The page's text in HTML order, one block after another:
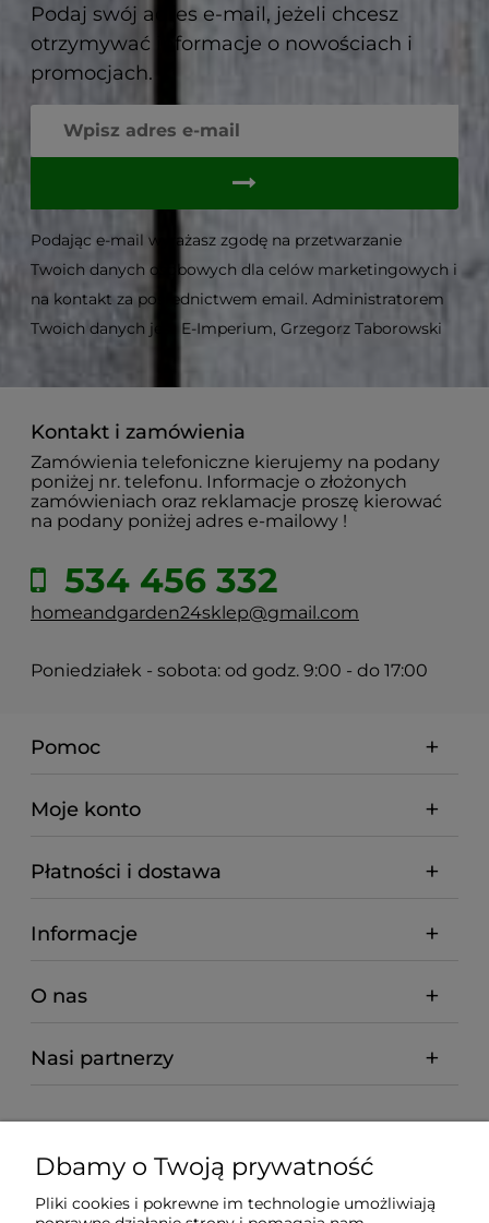
Podaj swój adres e-mail, jeżeli chcesz
otrzymywać informacje o nowościach i
promocjach.
Podając e-mail wyrażasz zgodę na przetwarzanie
Twoich danych osobowych dla celów marketingowych i
na kontakt za pośrednictwem email. Administratorem
Twoich danych jest E-Imperium, Grzegorz Taborowski
Kontakt i zamówienia
Zamówienia telefoniczne kierujemy na podany
poniżej nr. telefonu. Informacje o złożonych
zamówieniach oraz reklamacje proszę kierować
na podany poniżej adres e-mailowy !
534 456 332
homeandgarden24sklep@gmail.com
Poniedziałek - sobota: od godz. 9:00 - do 17:00
Pomoc
Moje konto
Płatności i dostawa
Informacje
O nas
Nasi partnerzy
Dbamy o Twoją prywatność
Pliki cookies i pokrewne im technologie umożliwiają